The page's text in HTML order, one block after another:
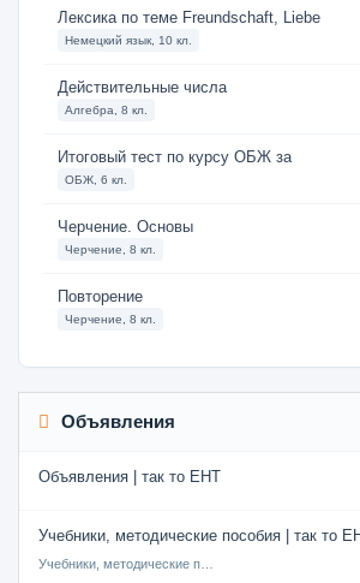
Лексика по теме Freundschaft, Liebe
Немецкий язык, 10 кл.
Действительные числа
Алгебра, 8 кл.
Итоговый тест по курсу ОБЖ за
ОБЖ, 6 кл.
Черчение. Основы
Черчение, 8 кл.
Повторение
Черчение, 8 кл.
Объявления
Объявления | так то ЕНТ
Учебники, методические пособия | так то